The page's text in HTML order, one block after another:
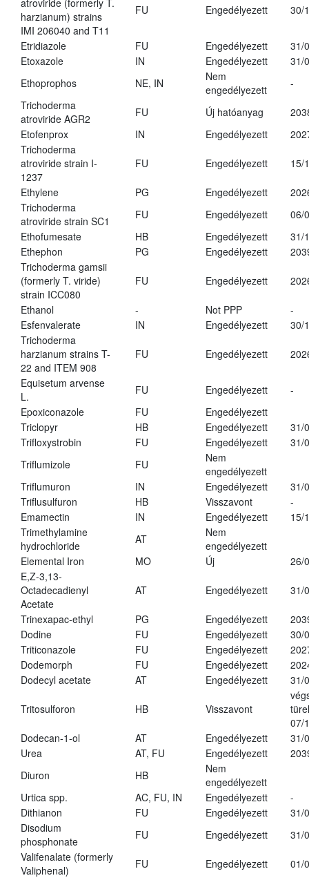
atroviride (formerly T.
harzianum) strains
IMI 206040 and T11
FU Engedélyezett 30/
Etridiazole FU Engedélyezett
31/
Etoxazole
IN Engedélyezett
31/
Ethoprophos
NE, IN
Nem
engedélyezett
-
Trichoderma
atroviride AGR2
FU Új hatóanyag
Etofenprox
IN Engedélyezett
Trichoderma
atroviride strain I-
1237
FU Engedélyezett 15/
Ethylene PG Engedélyezett
Trichoderma
atroviride strain SC1
FU Engedélyezett
06/
Ethofumesate
HB Engedélyezett
31/
Ethephon
PG Engedélyezett
Trichoderma gamsii
(formerly T. viride)
strain ICC080
FU Engedélyezett
Ethanol - Not PPP
-
Esfenvalerate
IN Engedélyezett
30/
Trichoderma
harzianum strains T-
22 and ITEM 908
FU Engedélyezett
Equisetum arvense
L.
FU Engedélyezett
-
Epoxiconazole
FU
Engedélyezett
Triclopyr
HB Engedélyezett
31/
Trifloxystrobin
FU Engedélyezett
31/
Triflumizole
FU
Nem
engedélyezett
Triflumuron
IN Engedélyezett
31/
Triflusulfuron
HB Visszavont
-
Emamectin
IN Engedélyezett
15/
Trimethylamine
hydrochloride
AT
Nem
engedélyezett
Elemental Iron
MO Új
26/
E,Z-3,13-
Octadecadienyl
Acetate
AT Engedélyezett 31/
Trinexapac-ethyl PG Engedélyezett
Dodine
FU Engedélyezett
30/
Triticonazole
FU Engedélyezett
Dodemorph
FU Engedélyezett
Dodecyl acetate
AT Engedélyezett 31/
Tritosulforon HB Visszavont
07/
Dodecan-1-ol
AT Engedélyezett
31/
Urea
AT, FU Engedélyezett
Diuron
HB
Nem
engedélyezett
Urtica spp.
AC, FU, IN Engedélyezett
-
Dithianon
FU Engedélyezett
31/
Disodium
phosphonate
FU Engedélyezett
31/
Valifenalate (formerly
Valiphenal)
FU Engedélyezett 01/